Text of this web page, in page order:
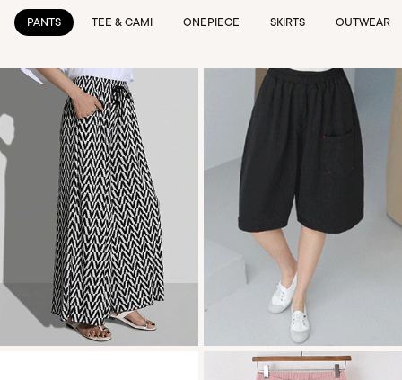
TEE & CAMI ONEPIECE SKIRTS OUTWEAR KNIT &